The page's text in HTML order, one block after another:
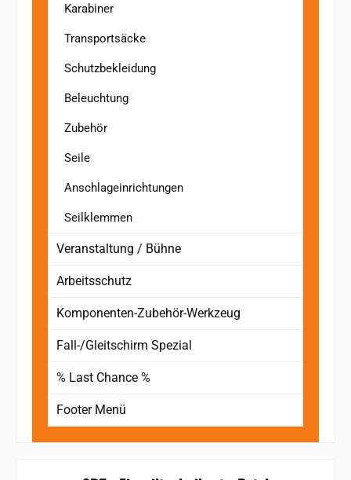
Karabiner
Transportsäcke
Schutzbekleidung
Beleuchtung
Zubehör
Seile
Anschlageinrichtungen
Seilklemmen
Veranstaltung / Bühne
Arbeitsschutz
Komponenten-Zubehör-Werkzeug
Fall-/Gleitschirm Spezial
% Last Chance %
Footer Menü